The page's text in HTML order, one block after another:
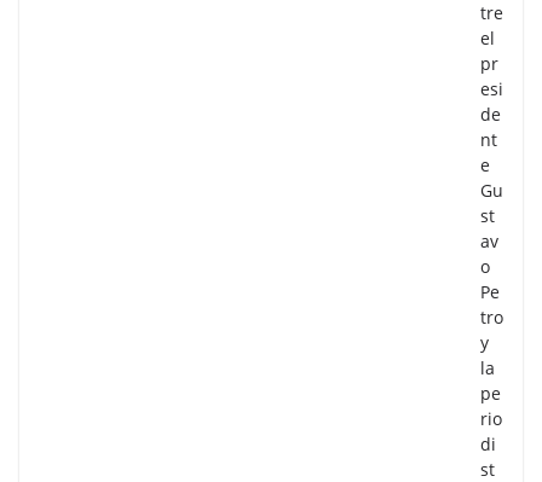
tre
el
pr
esi
de
nt
e
Gu
st
av
o
Pe
tro
y
la
pe
rio
di
st